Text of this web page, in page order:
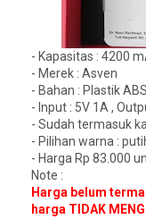
- Kapasitas : 4200
- Merek : Asven
- Bahan : Plastik ABS
- Input : 5V 1A ,
- Sudah termasuk
- Pilihan warna :
- Harga Rp 83.000
Note :
Harga belum
harga TIDAK